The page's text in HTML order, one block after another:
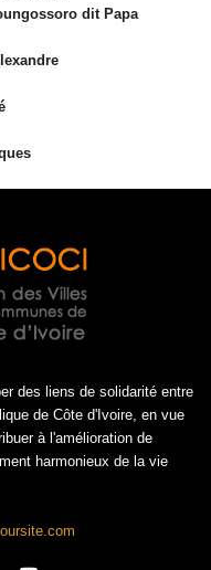
dit Papa
des liens de solidarité entre
de Côte d'Ivoire, en vue
à l'amélioration de
harmonieux de la vie